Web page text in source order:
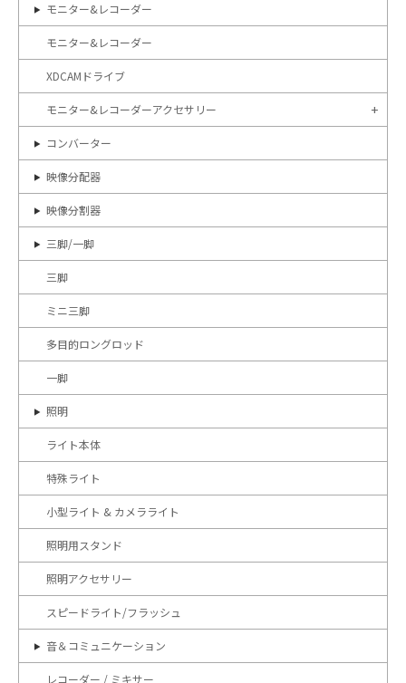
モニター&レコーダー
モニター&レコーダー
XDCAMドライブ
モニター&レコーダーアクセサリー
コンバーター
映像分配器
映像分割器
三脚/一脚
三脚
ミニ三脚
多目的ロングロッド
一脚
照明
ライト本体
特殊ライト
小型ライト & カメラライト
照明用スタンド
照明アクセサリー
スピードライト/フラッシュ
音＆コミュニケーション
レコーダー / ミキサー